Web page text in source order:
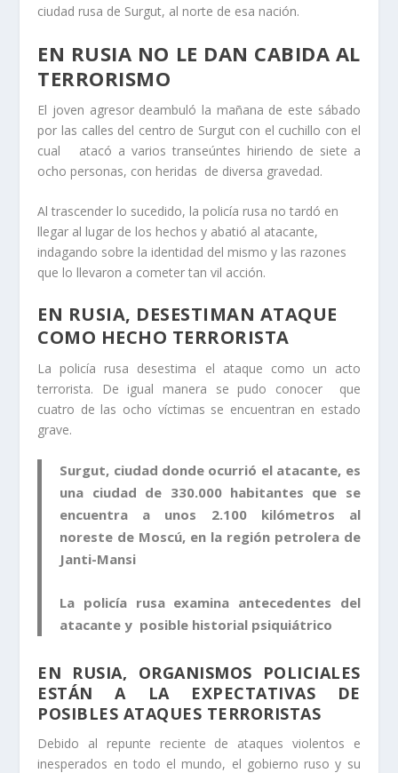
ciudad rusa de Surgut, al norte de esa nación.
EN RUSIA NO LE DAN CABIDA AL
TERRORISMO
El joven agresor deambuló la mañana de este sábado
por las calles del centro de Surgut con el cuchillo con el
cual atacó a varios transeúntes hiriendo de siete a
ocho personas, con heridas de diversa gravedad.
Al trascender lo sucedido, la policía rusa no tardó en
llegar al lugar de los hechos y abatió al atacante,
indagando sobre la identidad del mismo y las razones
que lo llevaron a cometer tan vil acción.
EN RUSIA, DESESTIMAN ATAQUE
COMO HECHO TERRORISTA
La policía rusa desestima el ataque como un acto
terrorista. De igual manera se pudo conocer que
cuatro de las ocho víctimas se encuentran en estado
grave.
Surgut, ciudad donde ocurrió el atacante, es
una ciudad de 330.000 habitantes que se
encuentra a unos 2.100 kilómetros al
noreste de Moscú, en la región petrolera de
Janti-Mansi
La policía rusa examina antecedentes del
atacante y posible historial psiquiátrico
EN RUSIA, ORGANISMOS POLICIALES
ESTÁN A LA EXPECTATIVAS DE
POSIBLES ATAQUES TERRORISTAS
Debido al repunte reciente de ataques violentos e
inesperados en todo el mundo, el gobierno ruso y su